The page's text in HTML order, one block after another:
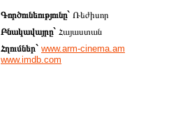
Գործունեությունը` Ռեժիսոր
Բնակավայրը` Հայաստան
Հղումներ` www.arm-cinema.am
www.imdb.com